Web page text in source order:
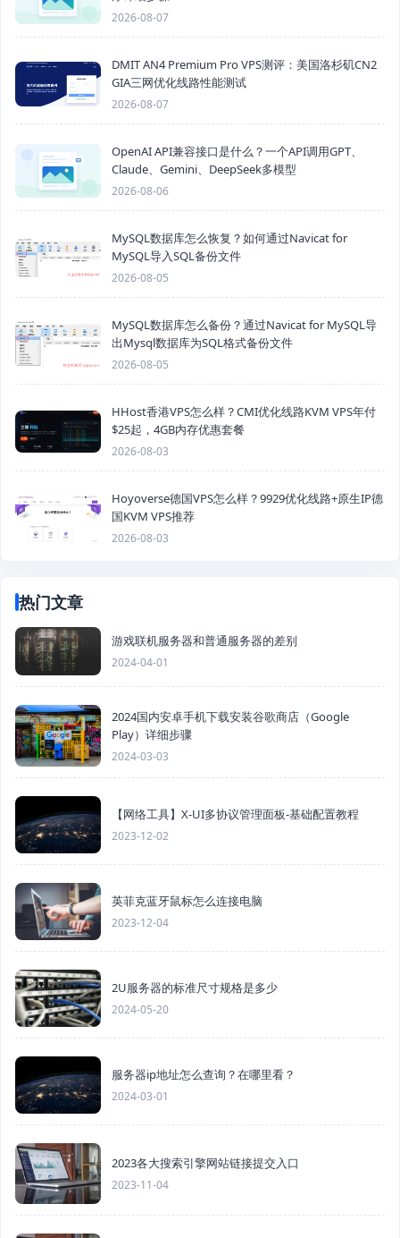
2026-08-07
DMIT AN4 Premium Pro VPS测评：美国洛杉矶CN2
GIA三网优化线路性能测试
2026-08-07
OpenAI API兼容接口是什么？一个API调用GPT、
Claude、Gemini、DeepSeek多模型
2026-08-06
MySQL数据库怎么恢复？如何通过Navicat for
MySQL导入SQL备份文件
2026-08-05
MySQL数据库怎么备份？通过Navicat for MySQL导
出Mysql数据库为SQL格式备份文件
2026-08-05
HHost香港VPS怎么样？CMI优化线路KVM VPS年付
$25起，4GB内存优惠套餐
2026-08-03
Hoyoverse德国VPS怎么样？9929优化线路+原生IP德
国KVM VPS推荐
2026-08-03
热门文章
游戏联机服务器和普通服务器的差别
2024-04-01
2024国内安卓手机下载安装谷歌商店（Google
Play）详细步骤
2024-03-03
【网络工具】X-UI多协议管理面板-基础配置教程
2023-12-02
英菲克蓝牙鼠标怎么连接电脑
2023-12-04
2U服务器的标准尺寸规格是多少
2024-05-20
服务器ip地址怎么查询？在哪里看？
2024-03-01
2023各大搜索引擎网站链接提交入口
2023-11-04